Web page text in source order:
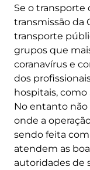
Se o transporte
transmissão da
transporte
grupos que
coranavírus e
dos
hospitais,
No entanto não
onde a
sendo feita
atendem as
autoridades de